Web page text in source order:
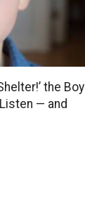
the Boy
— and